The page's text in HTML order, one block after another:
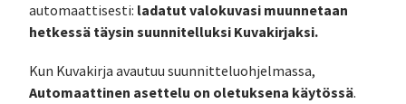
automaattisesti: ladatut valokuvasi muunnetaan
hetkessä täysin suunnitelluksi Kuvakirjaksi.
Kun Kuvakirja avautuu suunnitteluohjelmassa,
Automaattinen asettelu on oletuksena käytössä.